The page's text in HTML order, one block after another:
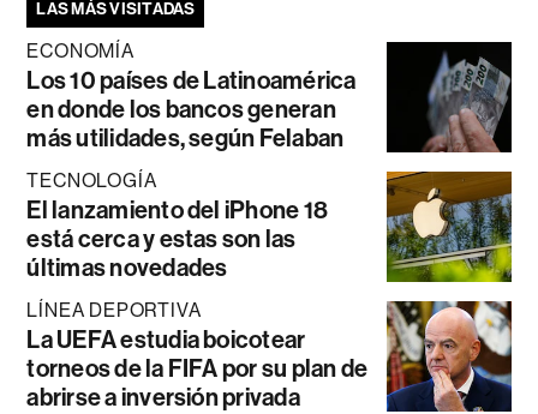
LAS MÁS VISITADAS
ECONOMÍA
Los 10 países de Latinoamérica
en donde los bancos generan
más utilidades, según Felaban
TECNOLOGÍA
El lanzamiento del iPhone 18
está cerca y estas son las
últimas novedades
LÍNEA DEPORTIVA
La UEFA estudia boicotear
torneos de la FIFA por su plan de
abrirse a inversión privada